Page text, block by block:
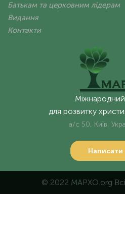
Батькам та церковним лідерам
Видання
Контакти
для розвитку
а/с 50, Київ,
© 2022 MAPXO.org